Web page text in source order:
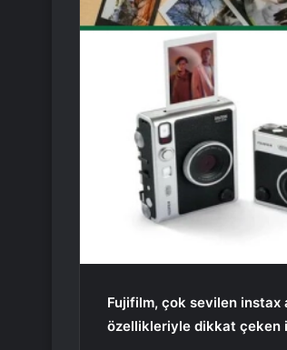
Fujifilm, çok sevilen instax
özellikleriyle dikkat çeken